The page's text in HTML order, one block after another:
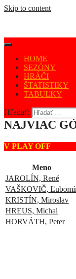
Skip to content
HOME
SEZÓNY
HRÁČI
ŠTATISTIKY
TABUĽKY
Hľadať:
NAJVIAC
V PLAY OFF
Meno
JAROLÍN, René
VAŠKOVIČ,
KRISTÍN, Miroslav
HREUS, Michal
HORVÁTH, Peter